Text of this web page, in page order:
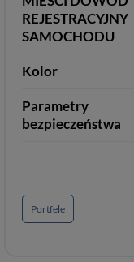
REJESTRACYJNY
SAMOCHODU
Kolor
Parametry
bezpieczeństwa
Portfele